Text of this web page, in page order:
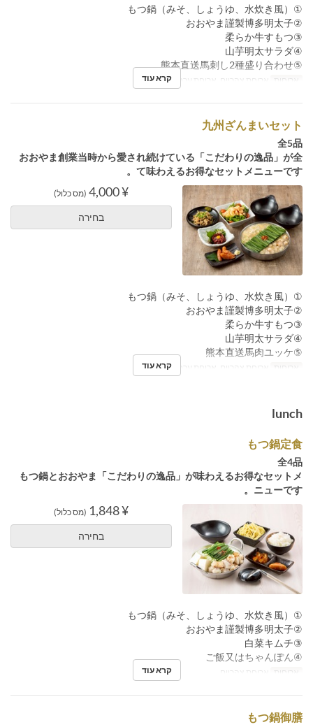
①もつ鍋（みそ、しょうゆ、水炊き風）
②おおやま謹製博多明太子
③柔らか牛すもつ
④山芋明太サラダ
⑤熊本直送馬刺し2種盛り合わせ
ארוחות ארוחת צהריים, ארוחת ערב קרא עוד
九州ざんまいセット
全5品
おおやま創業当時から愛され続けている「こだわりの逸品」が全
て味わえるお得なセットメニューです。
¥ 4,000 (מס כלול)
בחירה
①もつ鍋（みそ、しょうゆ、水炊き風）
②おおやま謹製博多明太子
③柔らか牛すもつ
④山芋明太サラダ
⑤熊本直送馬肉ユッケ
ארוחות ארוחת צהריים, ארוחת ערב קרא עוד
lunch
もつ鍋定食
全4品
もつ鍋とおおやま「こだわりの逸品」が味わえるお得なセットメ
ニューです。
¥ 1,848 (מס כלול)
בחירה
①もつ鍋（みそ、しょうゆ、水炊き風）
②おおやま謹製博多明太子
③白菜キムチ
④ご飯又はちゃんぽん
ארוחות ארוחת צהריים קרא עוד
もつ鍋御膳